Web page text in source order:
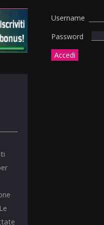
Username
Password